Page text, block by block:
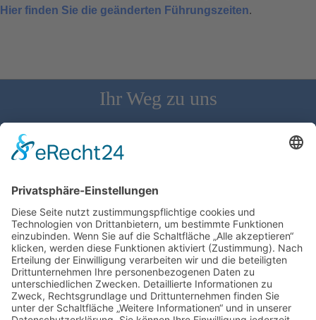
Hier finden Sie die geänderten Führungszeiten.
Ihr Weg zu uns
Schloss Bürgeln, 79418 Schliengen | Telefon: 07626/237 | E-
Mail: direktion@schlossbuergeln.de
Wir benötigen Ihre Zustimmung, um den
Google Maps-Service zu laden!
Wir verwenden einen Service eines
Drittanbieters, um Karteninhalte einzubetten.
Dieser Service kann Daten zu Ihren Aktivitäten
sammeln. Bitte lesen Sie die Details durch und
stimmen Sie der Nutzung des Service zu, um